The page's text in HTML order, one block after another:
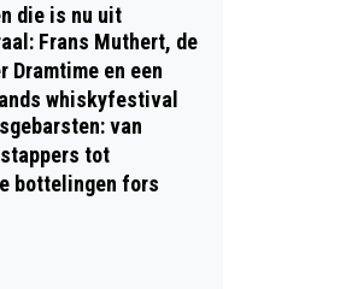
die is nu uit
Frans Muthert, de
en een
whiskyfestival
van
tot
bottelingen fors